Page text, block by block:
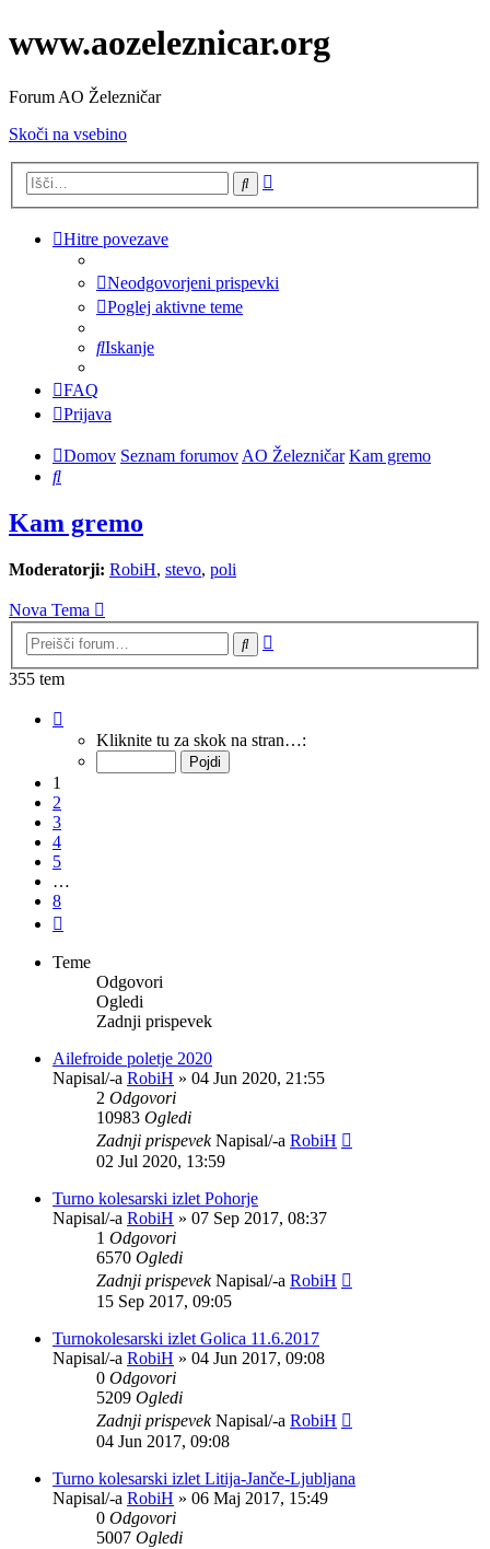
www.aozeleznicar.org
Forum AO Železničar
Skoči na vsebino
Iskanje
Hitre povezave
Neodgovorjeni prispevki
Poglej aktivne teme
Iskanje
FAQ
Prijava
Domov Seznam forumovAO Železničar Kam gremo
Iskanje
Kam gremo
Moderatorji: RobiH, stevo, poli
Nova Tema
Iskanje
355 tem
Kliknite tu za skok na stran…:
1
2
3
4
5
…
8
Teme
Odgovori
Ogledi
Zadnji prispevek
Ailefroide poletje 2020
Napisal/-a RobiH » 04 Jun 2020, 21:55
2 Odgovori
10983 Ogledi
Zadnji prispevekNapisal/-a RobiH
02 Jul 2020, 13:59
Turno kolesarski izlet Pohorje
Napisal/-a RobiH » 07 Sep 2017, 08:37
1 Odgovori
6570 Ogledi
Zadnji prispevekNapisal/-a RobiH
15 Sep 2017, 09:05
Turnokolesarski izlet Golica 11.6.2017
Napisal/-a RobiH » 04 Jun 2017, 09:08
0 Odgovori
5209 Ogledi
Zadnji prispevekNapisal/-a RobiH
04 Jun 2017, 09:08
Turno kolesarski izlet Litija-Janče-Ljubljana
Napisal/-a RobiH » 06 Maj 2017, 15:49
0 Odgovori
5007 Ogledi